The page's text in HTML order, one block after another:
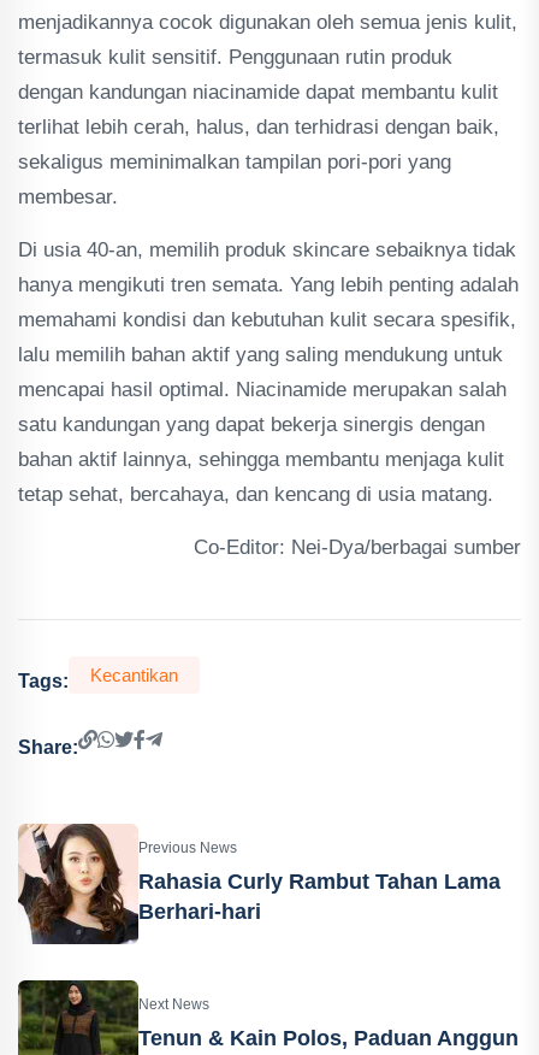
menjadikannya cocok digunakan oleh semua jenis kulit,
termasuk kulit sensitif. Penggunaan rutin produk
dengan kandungan niacinamide dapat membantu kulit
terlihat lebih cerah, halus, dan terhidrasi dengan baik,
sekaligus meminimalkan tampilan pori-pori yang
membesar.
Di usia 40-an, memilih produk skincare sebaiknya tidak
hanya mengikuti tren semata. Yang lebih penting adalah
memahami kondisi dan kebutuhan kulit secara spesifik,
lalu memilih bahan aktif yang saling mendukung untuk
mencapai hasil optimal. Niacinamide merupakan salah
satu kandungan yang dapat bekerja sinergis dengan
bahan aktif lainnya, sehingga membantu menjaga kulit
tetap sehat, bercahaya, dan kencang di usia matang.
Co-Editor: Nei-Dya/berbagai sumber
Tags: Kecantikan
Share:
Previous News
Rahasia Curly Rambut Tahan Lama
Berhari-hari
Next News
Tenun & Kain Polos, Paduan Anggun